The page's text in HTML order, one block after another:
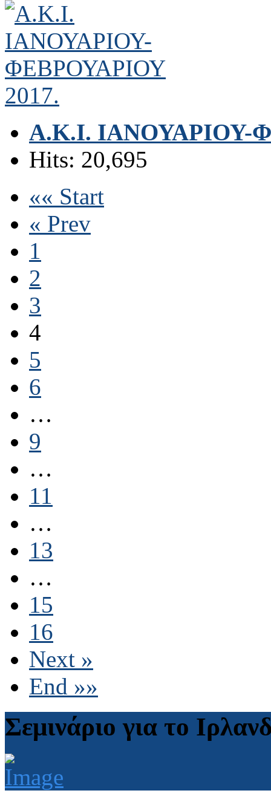
Α.Κ.Ι. ΙΑΝΟΥΑΡΙΟΥ-
Hits: 20,695
«« Start
« Prev
1
2
3
4
5
6
…
9
…
11
…
13
…
15
16
Next »
End »»
Σεμινάριο για το